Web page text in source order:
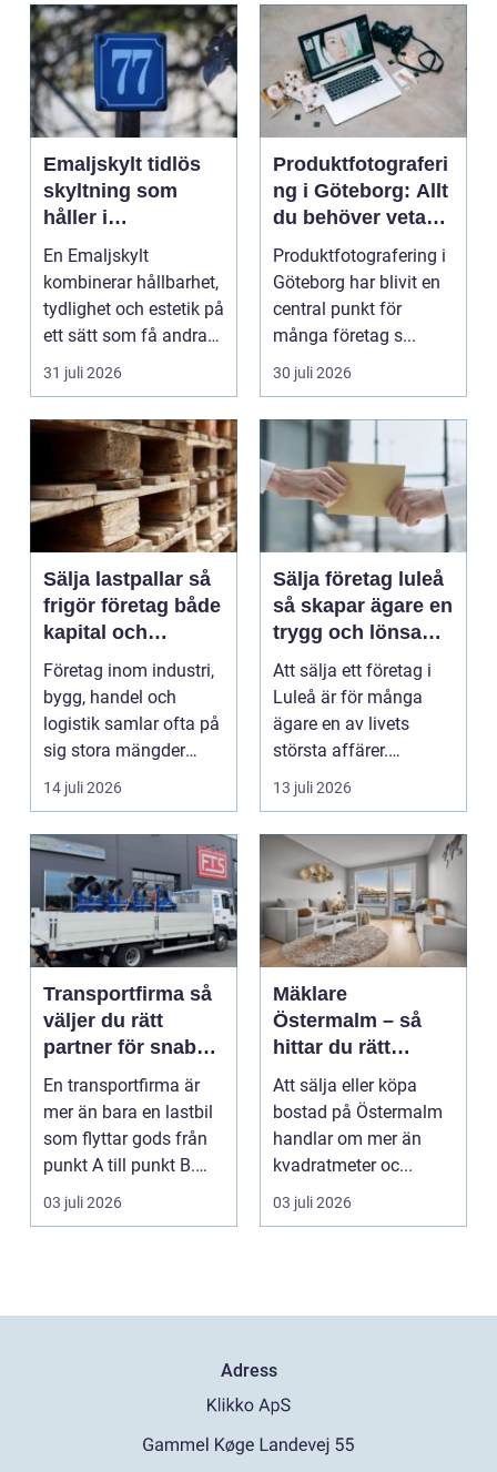
Emaljskylt tidlös
skyltning som
håller i
generationer
En Emaljskylt
kombinerar hållbarhet,
tydlighet och estetik på
ett sätt som få andra
skyltmaterial gö...
31 juli 2026
Produktfotograferi
ng i Göteborg: Allt
du behöver veta
som företag
Produktfotografering i
Göteborg har blivit en
central punkt för
många företag s...
30 juli 2026
Sälja lastpallar så
frigör företag både
kapital och
lagerutrymme
Företag inom industri,
bygg, handel och
logistik samlar ofta på
sig stora mängder
lastpallar. De tar...
14 juli 2026
Sälja företag luleå
så skapar ägare en
trygg och lönsam
affär
Att sälja ett företag i
Luleå är för många
ägare en av livets
största affärer.
Beslutet rymmer både
13 juli 2026
Transportfirma så
väljer du rätt
partner för snabba
och trygga
leveranser
En transportfirma är
mer än bara en lastbil
som flyttar gods från
punkt A till punkt B.
Rätt partner...
03 juli 2026
Mäklare
Östermalm – så
hittar du rätt
kompetens för din
bostadsaffär
Att sälja eller köpa
bostad på Östermalm
handlar om mer än
kvadratmeter oc...
03 juli 2026
Adress